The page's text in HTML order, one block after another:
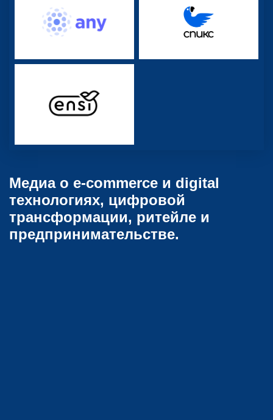
Медиа о e-commerce и digital
технологиях, цифровой
трансформации, ритейле и
предпринимательстве.